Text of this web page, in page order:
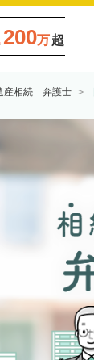
200万超
産相続 弁護士